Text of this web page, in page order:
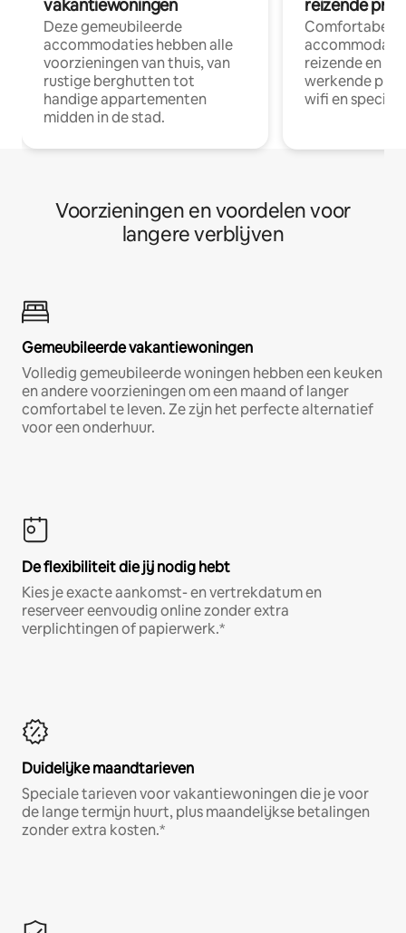
vakantiewoningen
Deze gemeubileerde
accommodaties hebben alle
voorzieningen van thuis, van
rustige berghutten tot
handige appartementen
midden in de stad.
reizende
Comfortabele
reizende en
werkende
wifi en
Voorzieningen en voordelen voor
langere verblijven
Gemeubileerde vakantiewoningen
Volledig gemeubileerde woningen hebben een keuken
en andere voorzieningen om een maand of langer
comfortabel te leven. Ze zijn het perfecte alternatief
voor een onderhuur.
De flexibiliteit die jij nodig hebt
Kies je exacte aankomst- en vertrekdatum en
reserveer eenvoudig online zonder extra
verplichtingen of papierwerk.*
Duidelijke maandtarieven
Speciale tarieven voor vakantiewoningen die je voor
de lange termijn huurt, plus maandelijkse betalingen
zonder extra kosten.*